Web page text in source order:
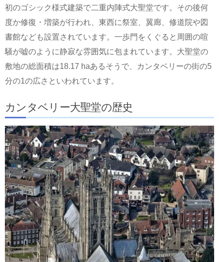
初のゴシック様式建築で二重内陣式大聖堂です。その後何
度か修復・増築が行われ、東西に祭室、翼廊、修道院や図
書館なども設置されています。一歩門をくぐると周囲の喧
騒が嘘のように静寂な雰囲気に包まれています。大聖堂の
敷地の総面積は18.17 haあるそうで、カンタベリーの街の5
分の1の広さといわれています。
カンタベリー大聖堂の歴史